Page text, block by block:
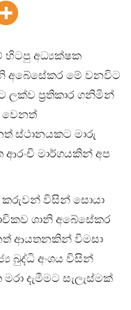
හිටපු අධ්‍යක්ෂක
අබේසේකර මේ වනවිට
ලක්ව ප්‍රතිකාර ගනිමින්
වෙනත්
ස්ථානයකට මාරු
මාර්ගයකින් අප
කරුවන් විසින් සොයා
ශානි අබේසේකර
ආයතනකින් විමසා
බුද්ධි අංශය විසින්
දැමීමට සැලැස්මක්